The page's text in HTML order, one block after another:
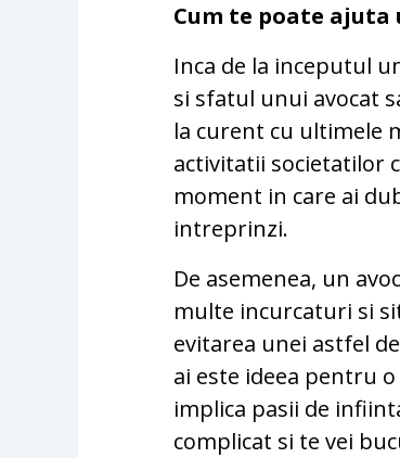
Cum te poate ajuta
Inca de la inceputul
si sfatul unui avocat
la curent cu ultimele
activitatii societatilor
moment in care ai
intreprinzi.
De asemenea, un
multe incurcaturi si
evitarea unei astfel
ai este ideea pentru
implica pasii de
complicat si te vei